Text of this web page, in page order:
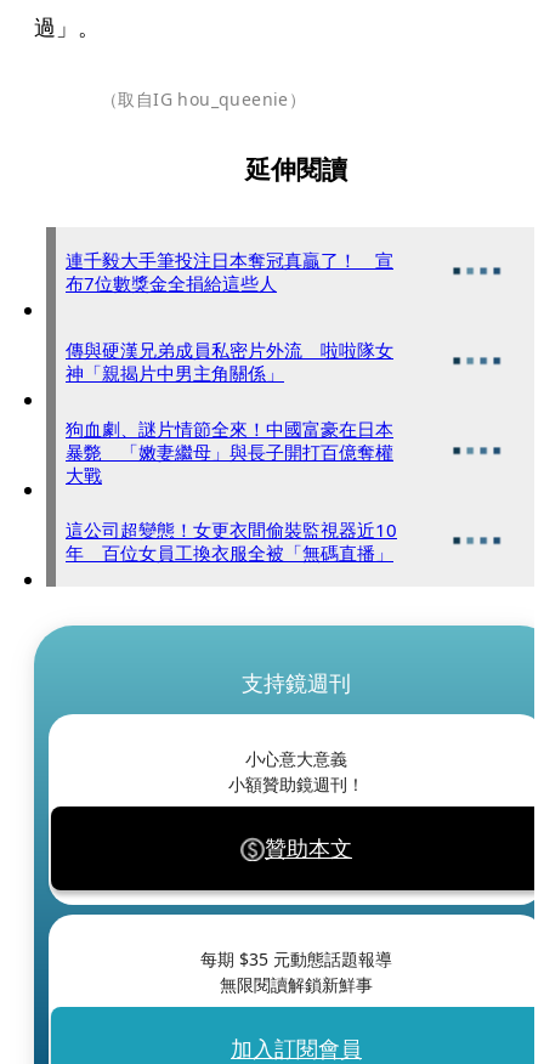
過」。
（取自IG hou_queenie）
延伸閱讀
連千毅大手筆投注日本奪冠真贏了！ 宣
布7位數獎金全捐給這些人
傳與硬漢兄弟成員私密片外流 啦啦隊女
神「親揭片中男主角關係」
狗血劇、謎片情節全來！中國富豪在日本
暴斃 「嫩妻繼母」與長子開打百億奪權
大戰
這公司超變態！女更衣間偷裝監視器近10
年 百位女員工換衣服全被「無碼直播」
支持鏡週刊
小心意大意義
小額贊助鏡週刊！
贊助本文
每期 $35 元動態話題報導
無限閱讀解鎖新鮮事
加入訂閱會員